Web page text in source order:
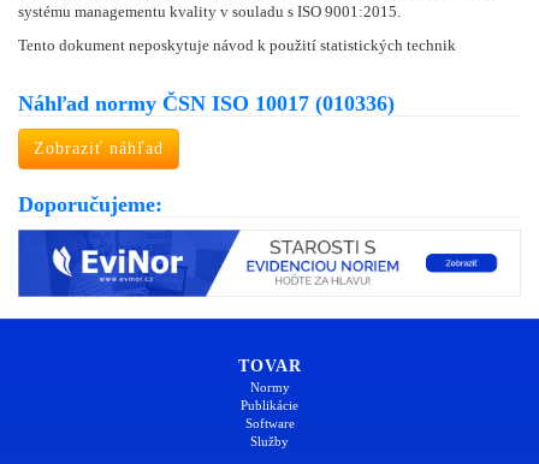
systému managementu kvality v souladu s ISO 9001:2015.
Tento dokument neposkytuje návod k použití statistických technik
Náhľad normy ČSN ISO 10017 (010336)
Zobraziť náhľad
Doporučujeme:
TOVAR
Normy
Publikácie
Software
Služby